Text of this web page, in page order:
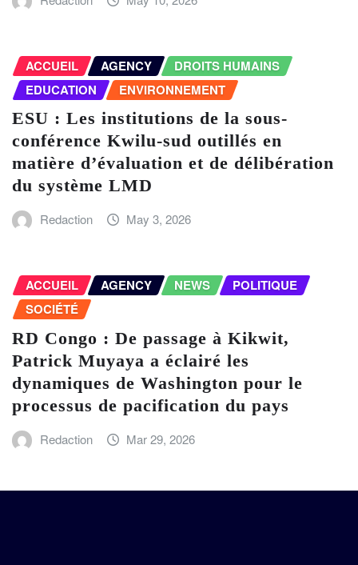
ACCUEIL AGENCY
DROITS HUMAINS
EDUCATION
ENVIRONNEMENT
ESU : Les institutions de la sous-
conférence Kwilu-sud outillés en
matière d’évaluation et de délibération
du système LMD
Redaction May 3, 2026
ACCUEIL AGENCY NEWS
POLITIQUE
SOCIÉTÉ
RD Congo : De passage à Kikwit,
Patrick Muyaya a éclairé les
dynamiques de Washington pour le
processus de pacification du pays
Redaction Mar 29, 2026